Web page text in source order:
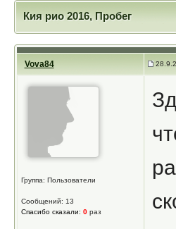
Кия рио 2016, Пробег
Vova84
Группа: Пользователи
Сообщений: 13
Спасибо сказали: 0раз